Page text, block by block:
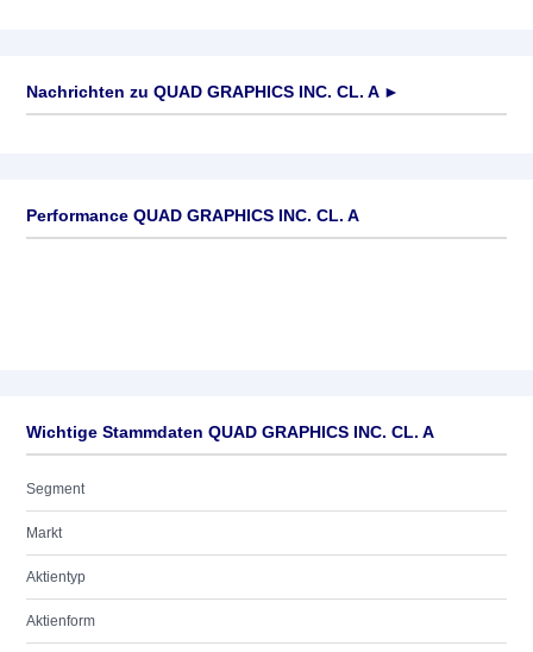
Nachrichten zu QUAD GRAPHICS INC. CL. A►
Performance QUAD GRAPHICS INC. CL. A
Wichtige Stammdaten QUAD GRAPHICS INC. CL. A
Segment
Markt
Aktientyp
Aktienform